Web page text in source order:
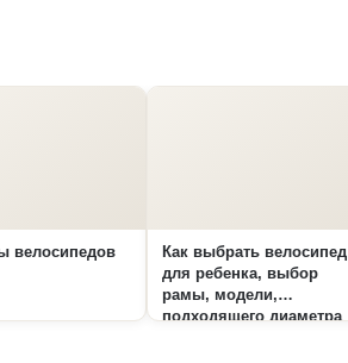
велосипедов
Как выбрать велосипед
для ребенка, выбор
рамы, модели,
подходящего диаметра